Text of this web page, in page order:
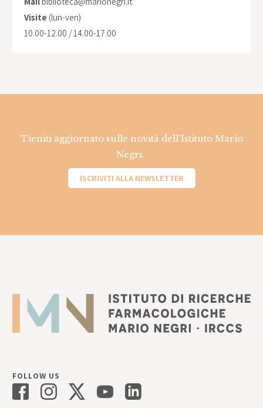
Visite (lun-ven)
10.00-12.00 / 14.00-17.00
Tieniti aggiornato sulle novità dell'Istituto Mario
Negri.
ISCRIVITI ALLA NEWSLETTER
FOLLOW US